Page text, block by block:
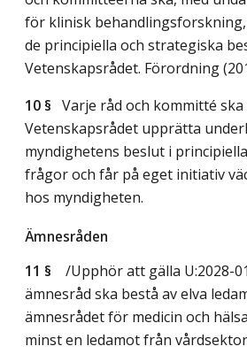
för klinisk
de principiella och strategiska
Vetenskapsrådet. Förordning
10 § Varje råd och kommitté
Vetenskapsrådet upprätta
myndighetens beslut i
frågor och får på eget initiativ
hos myndigheten.
Ämnesråden
11 §
/Upphör att gälla U:2028-
ämnesråd ska bestå av elva
ämnesrådet för medicin och
minst en ledamot från